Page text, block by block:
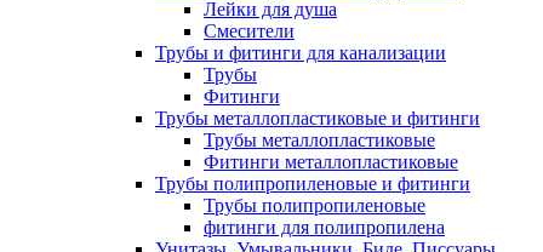
Лейки для душа
Смесители
Трубы и фитинги для канализации
Трубы
Фитинги
Трубы металлопластиковые и фитинги
Трубы металлопластиковые
Фитинги металлопластиковые
Трубы полипропиленовые и фитинги
Трубы полипропиленовые
фитинги для полипропилена